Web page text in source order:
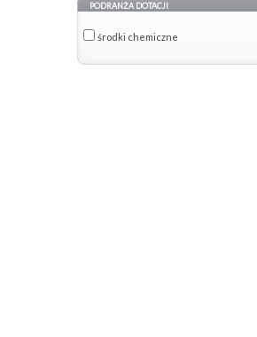
PODRANŻA DOTACJI
środki chemiczne